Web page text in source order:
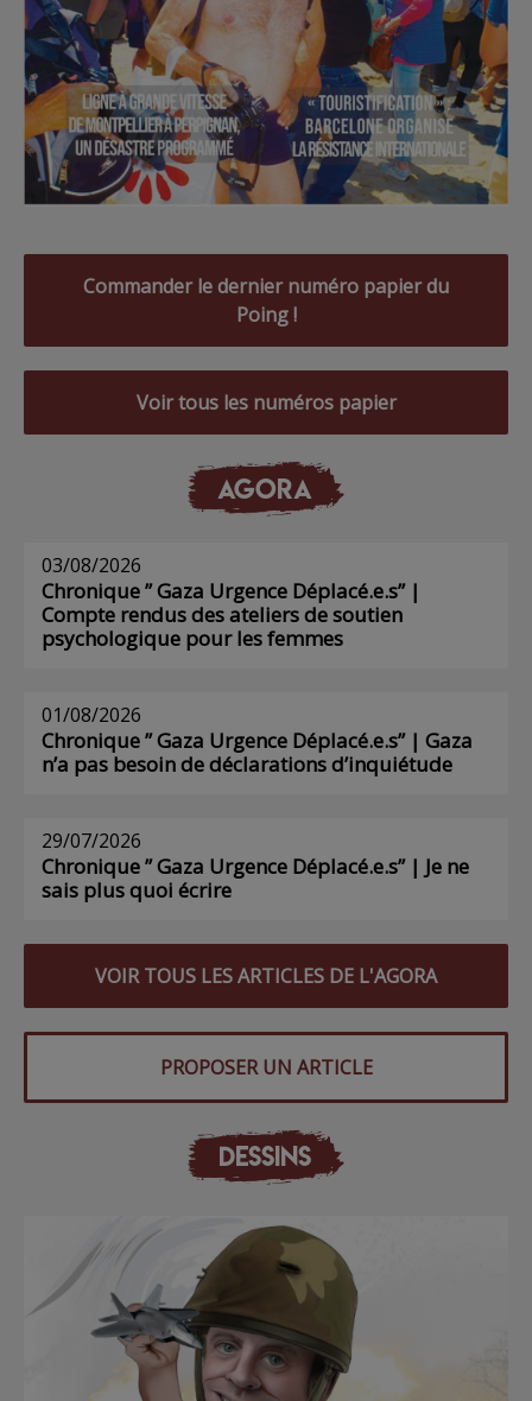
Commander le dernier numéro papier du
Poing !
Voir tous les numéros papier
AGORA
03/08/2026
Chronique ” Gaza Urgence Déplacé.e.s” |
Compte rendus des ateliers de soutien
psychologique pour les femmes
01/08/2026
Chronique ” Gaza Urgence Déplacé.e.s” | Gaza
n’a pas besoin de déclarations d’inquiétude
29/07/2026
Chronique ” Gaza Urgence Déplacé.e.s” | Je ne
sais plus quoi écrire
VOIR TOUS LES ARTICLES DE L'AGORA
PROPOSER UN ARTICLE
DESSINS